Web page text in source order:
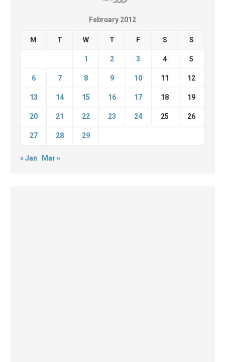
February 2012
M T W T F S S
1 2 3 4 5
6 7 8 9 10 11 12
13 14 15 16 17 18 19
20 21 22 23 24 25 26
27 28 29
« Jan Mar »